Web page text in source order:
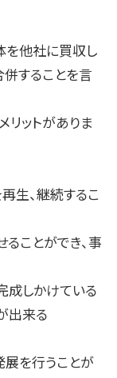
を他社に買収し
併することを言
リットがありま
生、継続するこ
ことができ、事
成しかけている
出来る
を行うことが